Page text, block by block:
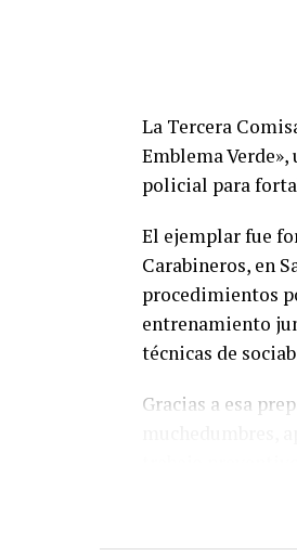
La Tercera
Emblema
policial para
El ejemplar fue
Carabineros, en
procedimientos
entrenamiento
técnicas de
Gracias a esa
trabajo
El comisario de
incorporación